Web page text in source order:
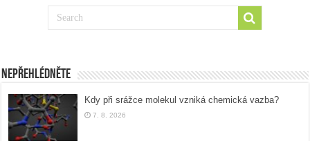
Nepřehlédněte
Kdy při srážce molekul vzniká chemická vazba?
7. 8. 2026